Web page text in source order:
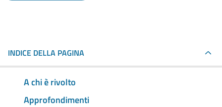
INDICE DELLA PAGINA
A chi è rivolto
Approfondimenti